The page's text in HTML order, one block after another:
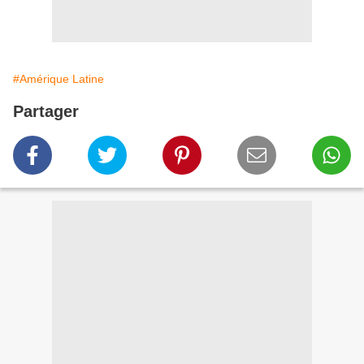
#Amérique Latine
Partager